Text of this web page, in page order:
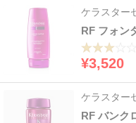
ケラスター
RF フォン
¥3,520
ケラスター
RF バンク